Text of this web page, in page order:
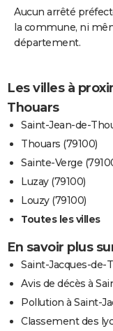
Aucun arrêté
la commune, ni
département.
Les villes à
Thouars
Saint-Jean-de-
Thouars (79100)
Sainte-Verge
Luzay (79100)
Louzy (79100)
Toutes les villes
En savoir plus
Saint-Jacques-de-
Avis de décès à
Pollution à Saint-
Classement des